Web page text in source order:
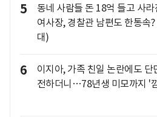
5
동네 사람들 돈 18억 들고 사라
여사장, 경찰관 남편도 한통속
대)
6
이지아, 가족 친일 논란에도 단
전하더니…78년생 미모까지 '